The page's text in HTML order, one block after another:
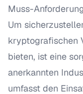
Muss-
Um
kryptografischen
bieten, ist eine
anerkannten
umfasst den